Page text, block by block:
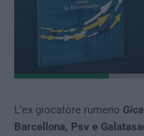
L’ex giocatore rumeno Gica
Barcellona, Psv e